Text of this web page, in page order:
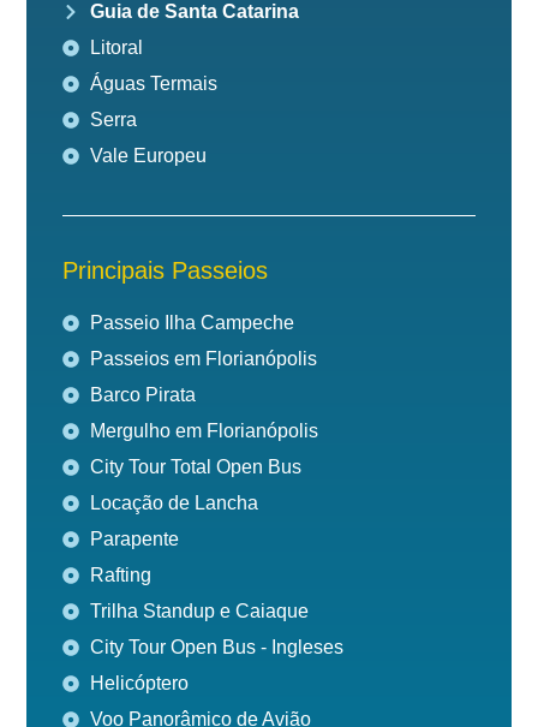
Guia de Santa Catarina
Litoral
Águas Termais
Serra
Vale Europeu
Principais Passeios
Passeio Ilha Campeche
Passeios em Florianópolis
Barco Pirata
Mergulho em Florianópolis
City Tour Total Open Bus
Locação de Lancha
Parapente
Rafting
Trilha Standup e Caiaque
City Tour Open Bus - Ingleses
Helicóptero
Voo Panorâmico de Avião